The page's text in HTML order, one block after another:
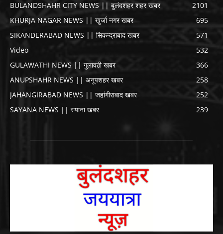
BULANDSHAHR CITY NEWS || बुलंदशहर शहर खबर
2101
KHURJA NAGAR NEWS || खुर्जा नगर खबर
695
SIKANDERABAD NEWS || सिकन्द्राबाद खबर
571
Video
532
GULAWATHI NEWS || गुलावठी खबर
366
ANUPSHAHR NEWS || अनूपशहर खबर
258
JAHANGIRABAD NEWS || जहांगीराबाद खबर
252
SAYANA NEWS || स्याना खबर
239